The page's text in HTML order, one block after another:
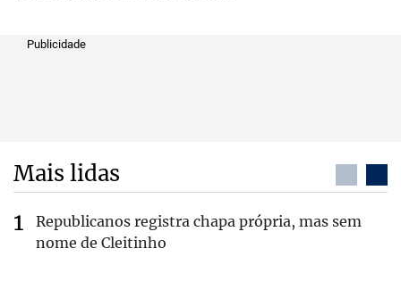
Publicidade
Mais lidas
Republicanos registra chapa própria, mas sem
nome de Cleitinho